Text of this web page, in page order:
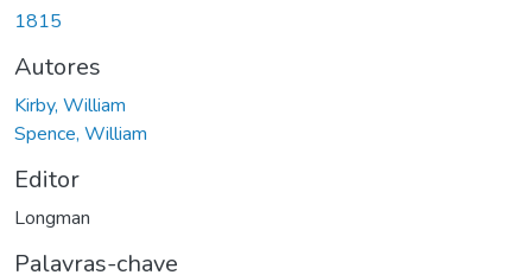
1815
Autores
Kirby, William
Spence, William
Editor
Longman
Palavras-chave